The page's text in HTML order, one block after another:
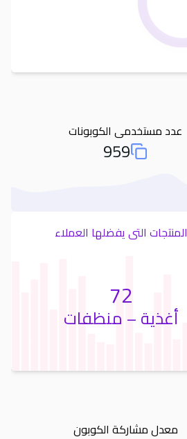
عدد مستخدمى الكوبونات
Used Coupons
959
المنتجات التى يفضلها العملاء
72
أغذية – منظفات
معدل مشاركة الكوبون